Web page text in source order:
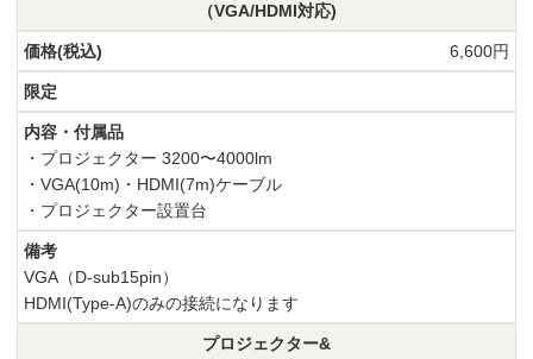
（VGA/HDMI対応)
6,600円
・プロジェクター 3200〜4000lm
・VGA(10m)・HDMI(7m)ケーブル
・プロジェクター設置台
VGA（D-sub15pin）
HDMI(Type-A)のみの接続になります
プロジェクター&